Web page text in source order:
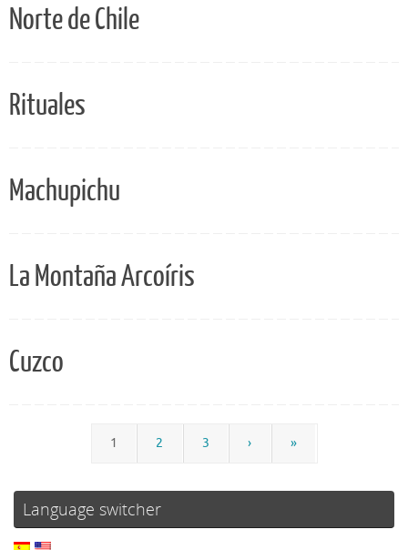
Norte de Chile
Rituales
Machupichu
La Montaña Arcoíris
Cuzco
1 2 3 › »
Language switcher